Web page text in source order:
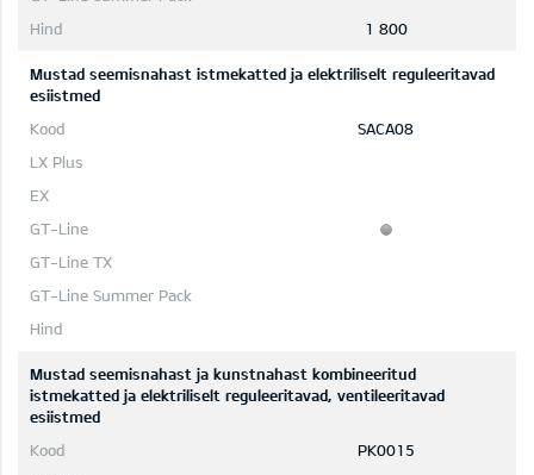
1 800
Mustad seemisnahast istmekatted ja elektriliselt reguleeritavad
esiistmed
SACA08
Mustad seemisnahast ja kunstnahast kombineeritud
istmekatted ja elektriliselt reguleeritavad, ventileeritavad
esiistmed
PK0015